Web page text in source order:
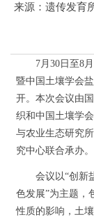
来源：遗传发
7月30日至8月2
暨中国土壤学会
开。本次会议由
织和中国土壤学
与农业生态研究
究中心联合承办。
会议以“创新盐
色发展”为主题，
性质的影响，土